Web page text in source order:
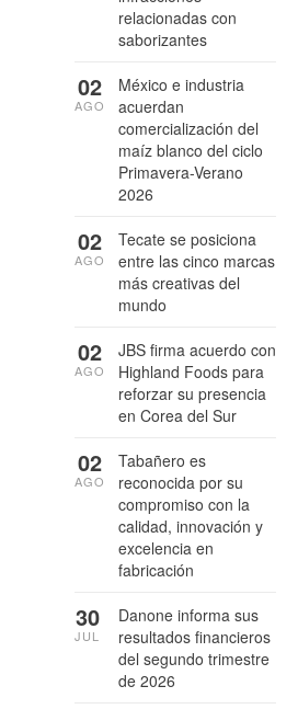
relacionadas con
saborizantes
México e industria
acuerdan
comercialización del
maíz blanco del ciclo
Primavera-Verano
2026
02
AGO
Tecate se posiciona
entre las cinco marcas
más creativas del
mundo
02
AGO
JBS firma acuerdo con
Highland Foods para
reforzar su presencia
en Corea del Sur
02
AGO
Tabañero es
reconocida por su
compromiso con la
calidad, innovación y
excelencia en
fabricación
02
AGO
Danone informa sus
resultados financieros
del segundo trimestre
de 2026
30
JUL